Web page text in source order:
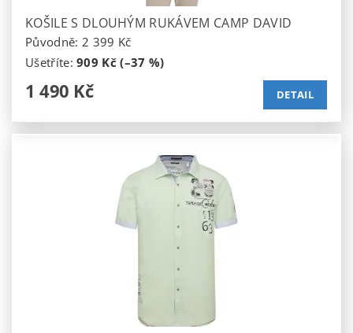
KOŠILE S DLOUHÝM RUKÁVEM CAMP DAVID
Původně: 2 399 Kč
Ušetříte:909 Kč (–37 %)
1 490 Kč DETAIL